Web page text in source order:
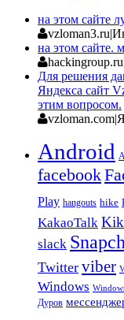
на этом сайте
vzloman3.ru|
на этом сайте.
hackingroup.ru
Для решения
Яндекса сайт
этим вопросом.
vzloman.com|
Android
facebook
Play hangouts hike
KakaoTalk Kik
slack
Twitter viber
Windows
Дуров